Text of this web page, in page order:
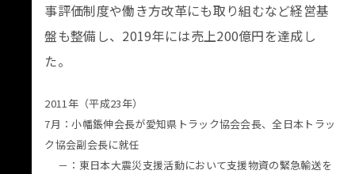
事評価制度や働き方改革にも取り組むなど経営基
盤も整備し、2019年には売上200億円を達成し
た。
2011年（平成23年）
7月：小幡鋹伸会長が愛知県トラック協会会長、全日本トラッ
ク協会副会長に就任
－：東日本大震災支援活動において支援物資の緊急輸送を